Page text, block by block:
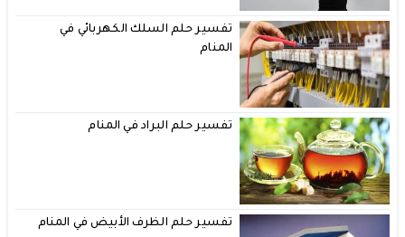
تفسير حلم السلك الكهربائي في
المنام
تفسير حلم البراد في المنام
تفسير حلم الظرف الأبيض في المنام